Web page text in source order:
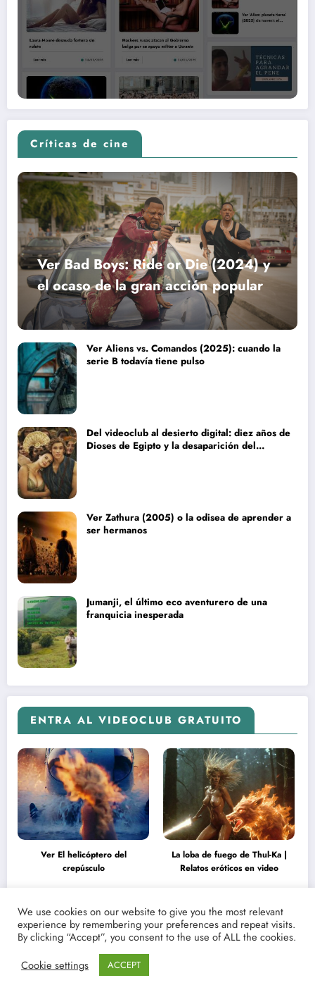
Críticas de cine
Ver Bad Boys: Ride or Die (2024) y
el ocaso de la gran acción popular
Ver Aliens vs. Comandos (2025): cuando la
serie B todavía tiene pulso
Del videoclub al desierto digital: diez años de
Dioses de Egipto y la desaparición del
Ver Zathura (2005) o la odisea de aprender a
ser hermanos
Jumanji, el último eco aventurero de una
franquicia inesperada
ENTRA AL VIDEOCLUB GRATUITO
Ver El helicóptero del
crepúsculo
La loba de fuego de Thul-Ka |
Relatos eróticos en video
We use cookies on our website to give you the most relevant
experience by remembering your preferences and repeat visits.
By clicking “Accept”, you consent to the use of ALL the cookies.
Cookie settings
ACCEPT